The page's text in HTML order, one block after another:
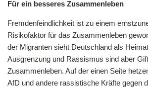
Für ein besseres Zusammenleben
Fremdenfeindlichkeit ist zu einem
Risikofaktor für das Zusammenleben
der Migranten sieht Deutschland als
Ausgrenzung und Rassismus sind aber
Zusammenleben. Auf der einen Seite
AfD und andere rassistische Kräfte gegen